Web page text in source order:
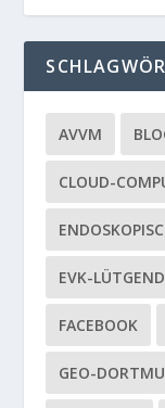
AVVM
CLOUD-
EVK-
FACEBOOK
GEO-